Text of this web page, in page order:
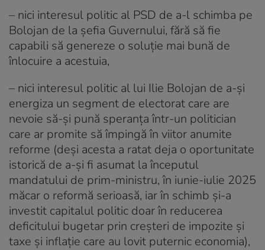
– nici interesul politic al PSD de a-l schimba pe
Bolojan de la șefia Guvernului, fără să fie
capabili să genereze o soluție mai bună de
înlocuire a acestuia,
– nici interesul politic al lui Ilie Bolojan de a-și
energiza un segment de electorat care are
nevoie să-și pună speranța într-un politician
care ar promite să împingă în viitor anumite
reforme (deși acesta a ratat deja o oportunitate
istorică de a-și fi asumat la începutul
mandatului de prim-ministru, în iunie-iulie 2025
măcar o reformă serioasă, iar în schimb și-a
investit capitalul politic doar în reducerea
deficitului bugetar prin creșteri de impozite și
taxe și inflație care au lovit puternic economia),